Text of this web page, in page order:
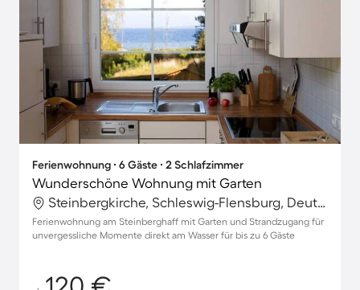
Ferienwohnung ∙ 6 Gäste ∙ 2 Schlafzimmer
Wunderschöne Wohnung mit Garten
Steinbergkirche, Schleswig-Flensburg, Deutschland
Ferienwohnung am Steinberghaff mit Garten und Strandzugang für
unvergessliche Momente direkt am Wasser für bis zu 6 Gäste